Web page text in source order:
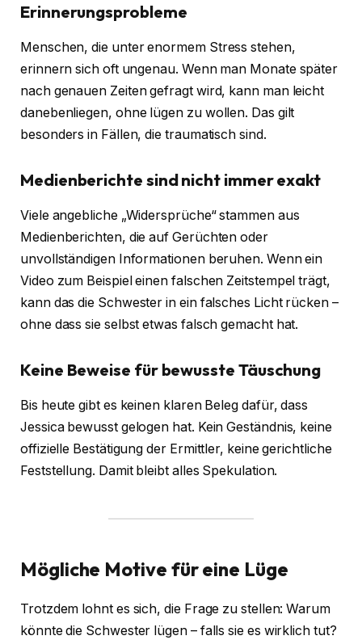
Erinnerungsprobleme
Menschen, die unter enormem Stress stehen,
erinnern sich oft ungenau. Wenn man Monate später
nach genauen Zeiten gefragt wird, kann man leicht
danebenliegen, ohne lügen zu wollen. Das gilt
besonders in Fällen, die traumatisch sind.
Medienberichte sind nicht immer exakt
Viele angebliche „Widersprüche“ stammen aus
Medienberichten, die auf Gerüchten oder
unvollständigen Informationen beruhen. Wenn ein
Video zum Beispiel einen falschen Zeitstempel trägt,
kann das die Schwester in ein falsches Licht rücken –
ohne dass sie selbst etwas falsch gemacht hat.
Keine Beweise für bewusste Täuschung
Bis heute gibt es keinen klaren Beleg dafür, dass
Jessica bewusst gelogen hat. Kein Geständnis, keine
offizielle Bestätigung der Ermittler, keine gerichtliche
Feststellung. Damit bleibt alles Spekulation.
Mögliche Motive für eine Lüge
Trotzdem lohnt es sich, die Frage zu stellen: Warum
könnte die Schwester lügen – falls sie es wirklich tut?